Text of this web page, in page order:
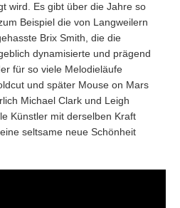
wird. Es gibt über die Jahre so
Beispiel die von Langweilern
Brix Smith, die die
dynamisierte und prägend
für so viele Melodieläufe
und später Mouse on Mars
Michael Clark und Leigh
Künstler mit derselben Kraft
seltsame neue Schönheit